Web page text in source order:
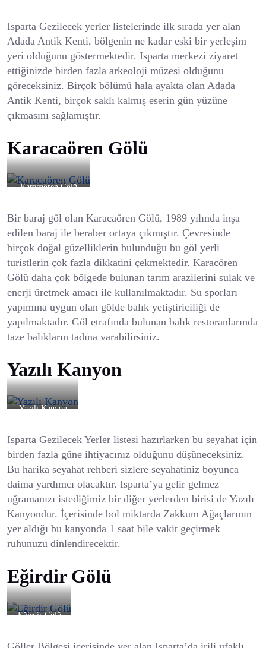
Isparta Gezilecek yerler listelerinde ilk sırada yer alan
Adada Antik Kenti, bölgenin ne kadar eski bir yerleşim
yeri olduğunu göstermektedir. Isparta merkezi ziyaret
ettiğinizde birden fazla arkeoloji müzesi olduğunu
göreceksiniz. Birçok bölümü hala ayakta olan Adada
Antik Kenti, birçok saklı kalmış eserin gün yüzüne
çıkmasını sağlamıştır.
Karacaören Gölü
Karacaören Gölü
Bir baraj göl olan Karacaören Gölü, 1989 yılında inşa
edilen baraj ile beraber ortaya çıkmıştır. Çevresinde
birçok doğal güzelliklerin bulunduğu bu göl yerli
turistlerin çok fazla dikkatini çekmektedir. Karacören
Gölü daha çok bölgede bulunan tarım arazilerini sulak ve
enerji üretmek amacı ile kullanılmaktadır. Su sporları
yapımına uygun olan gölde balık yetiştiriciliği de
yapılmaktadır. Göl etrafında bulunan balık restoranlarında
taze balıkların tadına varabilirsiniz.
Yazılı Kanyon
Yazılı Kanyon
Isparta Gezilecek Yerler listesi hazırlarken bu seyahat için
birden fazla güne ihtiyacınız olduğunu düşüneceksiniz.
Bu harika seyahat rehberi sizlere seyahatiniz boyunca
daima yardımcı olacaktır. Isparta’ya gelir gelmez
uğramanızı istediğimiz bir diğer yerlerden birisi de Yazılı
Kanyondur. İçerisinde bol miktarda Zakkum Ağaçlarının
yer aldığı bu kanyonda 1 saat bile vakit geçirmek
ruhunuzu dinlendirecektir.
Eğirdir Gölü
Eğirdir Gölü